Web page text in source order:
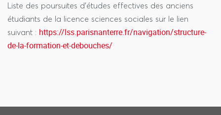
Liste des poursuites d'études effectives des anciens
étudiants de la licence sciences sociales sur le lien
suivant : https://lss.parisnanterre.fr/navigation/structure-
de-la-formation-et-debouches/